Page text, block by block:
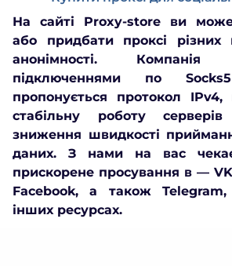
На сайті Proxy-store ви
або придбати проксі різних
анонімності.
підключеннями по
пропонується протокол
стабільну роботу
зниження швидкості
даних. З нами на вас
прискорене просування в —
Facebook, а також
інших ресурсах.